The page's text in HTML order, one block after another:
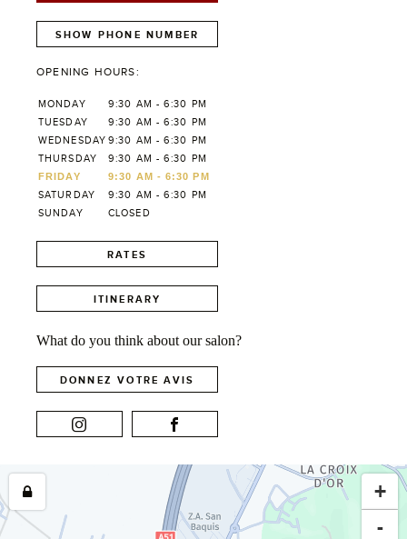
SHOW PHONE NUMBER
OPENING HOURS:
MONDAY
9:30 AM - 6:30 PM
TUESDAY
9:30 AM - 6:30 PM
WEDNESDAY 9:30 AM - 6:30 PM
THURSDAY
9:30 AM - 6:30 PM
FRIDAY
9:30 AM - 6:30 PM
SATURDAY
9:30 AM - 6:30 PM
SUNDAY
CLOSED
RATES
ITINERARY
What do you think about our salon?
DONNEZ VOTRE AVIS
+
-